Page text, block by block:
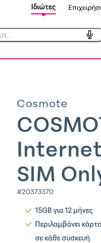
Ιδιώτες
Cosmote
SIM
#20373370
15GB για 12 μήνες
Περιλαμβάνει
σε κάθε συσκευή